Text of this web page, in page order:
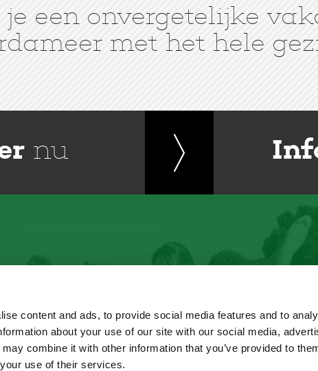
content and ads, to provide social media features and to
about your use of our site with our social media,
combine it with other information that you’ve provided to
use of their services.
je een onvergetelijke
met het hele
nu